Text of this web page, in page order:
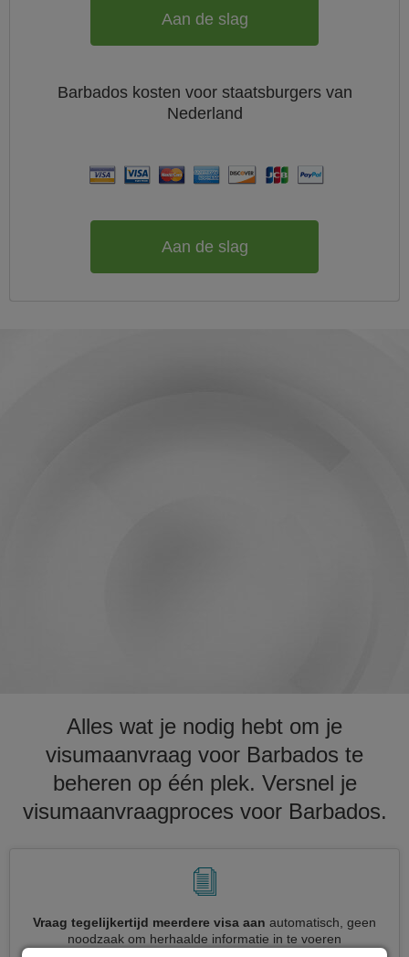
Aan de slag
Barbados kosten voor staatsburgers van
Nederland
Aan de slag
Alles wat je nodig hebt om je
visumaanvraag voor Barbados te
beheren op één plek. Versnel je
visumaanvraagproces voor Barbados.
Vraag tegelijkertijd meerdere visa aan automatisch, geen
noodzaak om herhaalde informatie in te voeren